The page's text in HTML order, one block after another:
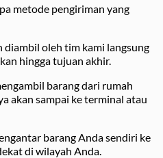
metode pengiriman yang
diambil oleh tim kami langsung
hingga tujuan akhir.
barang dari rumah
akan sampai ke terminal atau
barang Anda sendiri ke
di wilayah Anda.